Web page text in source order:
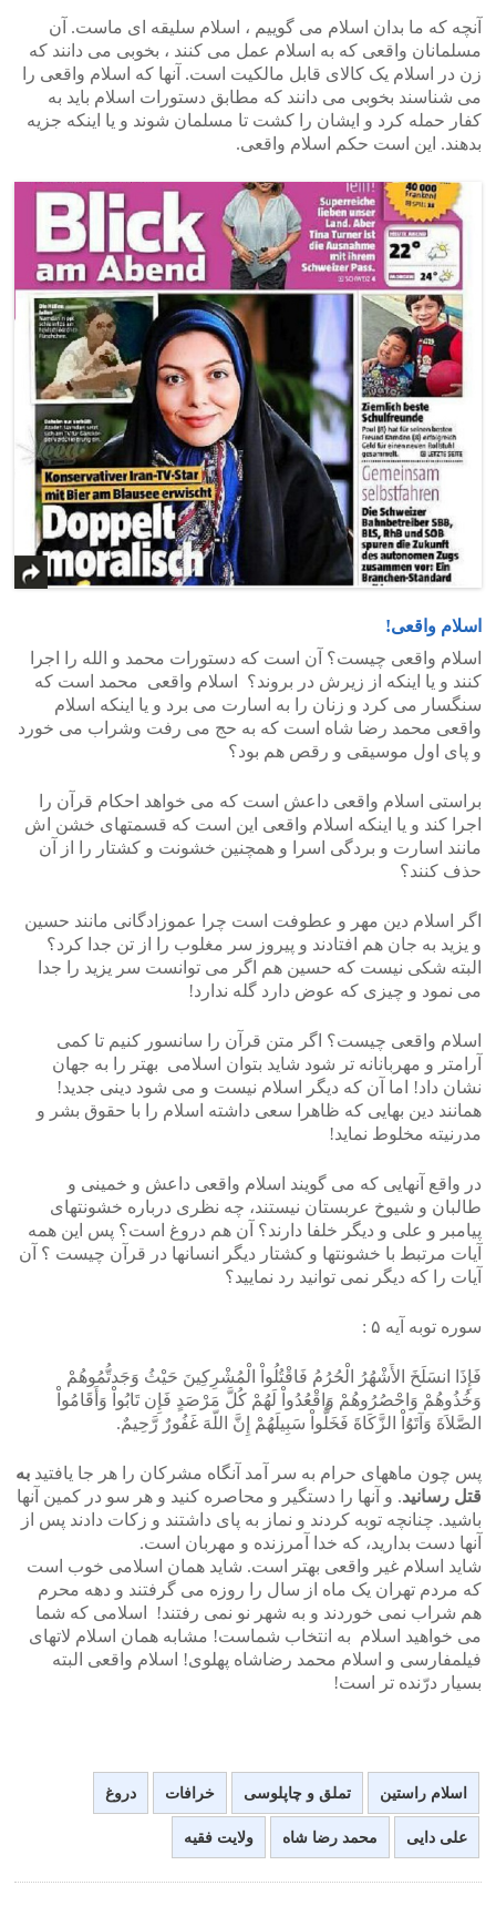
آنچه که ما بدان اسلام می گوییم ، اسلام سلیقه ای ماست. آن
مسلمانان واقعی که به اسلام عمل می کنند ، بخوبی می دانند که
زن در اسلام یک کالای قابل مالکیت است. آنها که اسلام واقعی را
می شناسند بخوبی می دانند که مطابق دستورات اسلام باید به
کفار حمله کرد و ایشان را کشت تا مسلمان شوند و یا اینکه جزیه
بدهند. این است حکم اسلام واقعی.
اسلام واقعی!
اسلام واقعی چیست؟ آن است که دستورات محمد و الله را اجرا
کنند و یا اینکه از زیرش در بروند؟ اسلام واقعی محمد است که
سنگسار می کرد و زنان را به اسارت می برد و یا اینکه اسلام
واقعی محمد رضا شاه است که به حج می رفت وشراب می خورد
و پای اول موسیقی و رقص هم بود؟
براستی اسلام واقعی داعش است که می خواهد احکام قرآن را
اجرا کند و یا اینکه اسلام واقعی این است که قسمتهای خشن اش
مانند اسارت و بردگی اسرا و همچنین خشونت و کشتار را از آن
حذف کنند؟
اگر اسلام دین مهر و عطوفت است چرا عموزادگانی مانند حسین
و یزید به جان هم افتادند و پیروز سر مغلوب را از تن جدا کرد؟
البته شکی نیست که حسین هم اگر می توانست سر یزید را جدا
می نمود و چیزی که عوض دارد گله ندارد!
اسلام واقعی چیست؟ اگر متن قرآن را سانسور کنیم تا کمی
آرامتر و مهربانانه تر شود شاید بتوان اسلامی بهتر را به جهان
نشان داد! اما آن که دیگر اسلام نیست و می شود دینی جدید!
همانند دین بهایی که ظاهرا سعی داشته اسلام را با حقوق بشر و
مدرنیته مخلوط نماید!
در واقع آنهایی که می گویند اسلام واقعی داعش و خمینی و
طالبان و شیوخ عربستان نیستند، چه نظری درباره خشونتهای
پیامبر و علی و دیگر خلفا دارند؟ آن هم دروغ است؟ پس این همه
آیات مرتبط با خشونتها و کشتار دیگر انسانها در قرآن چیست ؟ آن
آیات را که دیگر نمی توانید رد نمایید؟
سوره توبه آیه ۵ :
فَإِذَا انسَلَخَ الأَشْهُرُ الْحُرُمُ فَاقْتُلُواْ الْمُشْرِکِینَ حَیْثُ وَجَدتُّمُوهُمْ
وَخُذُوهُمْ وَاحْصُرُوهُمْ وَاقْعُدُواْ لَهُمْ کُلَّ مَرْصَدٍ فَإِن تَابُواْ وَأَقَامُواْ
الصَّلاَةَ وَآتَوُاْ الزَّکَاةَ فَخَلُّواْ سَبِیلَهُمْ إِنَّ اللّهَ غَفُورٌ رَّحِیمٌ.
پس چون ماههای حرام به سر آمد آنگاه مشرکان را هر جا یافتید به
قتل رسانید. و آنها را دستگیر و محاصره کنید و هر سو در کمین آنها
باشید. چنانچه توبه کردند و نماز به پای داشتند و زکات دادند پس از
آنها دست بدارید، که خدا آمرزنده و مهربان است.
شاید اسلام غیر واقعی بهتر است. شاید همان اسلامی خوب است
که مردم تهران یک ماه از سال را روزه می گرفتند و دهه محرم
هم شراب نمی خوردند و به شهر نو نمی رفتند! اسلامی که شما
می خواهید اسلام به انتخاب شماست! مشابه همان اسلام لاتهای
فیلمفارسی و اسلام محمد رضاشاه پهلوی! اسلام واقعی البته
بسیار درّنده تر است!
اسلام راستین تملق و چاپلوسی خرافات دروغ
علی دایی محمد رضا شاه ولایت فقیه